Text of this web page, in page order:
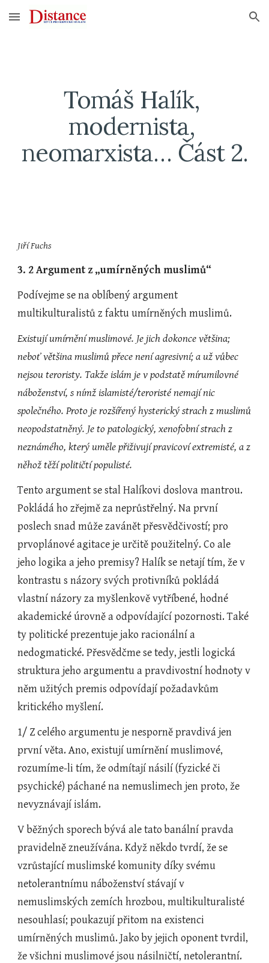
Skip to main content Skip to navigation
Tomáš Halík,
modernista,
neomarxista… Část 2.
Jiří Fuchs
3. 2 Argument z „umírněných muslimů“
Podívejme se na oblíbený argument
multikulturalistů z faktu umírněných muslimů.
Existují umírnění muslimové. Je jich dokonce většina;
neboť většina muslimů přece není agresivní; a už vůbec
nejsou teroristy. Takže islám je v podstatě mírumilovné
náboženství, s nímž islamisté/teroristé nemají nic
společného. Proto je rozšířený hysterický strach z muslimů
neopodstatněný. Je to patologický, xenofobní strach z
neznámého, který uměle přiživují pravicoví extremisté, a z
něhož těží političtí populisté.
Tento argument se stal Halíkovi doslova mantrou.
Pokládá ho zřejmě za neprůstřelný. Na první
poslech snad může zavánět přesvědčivostí; pro
prvoplánové agitace je určitě použitelný. Co ale
jeho logika a jeho premisy? Halík se netají tím, že v
kontrastu s názory svých protivníků pokládá
vlastní názory za myšlenkově vytříbené, hodné
akademické úrovně a odpovídající pozornosti. Také
ty politické prezentuje jako racionální a
nedogmatické. Přesvědčme se tedy, jestli logická
struktura jeho argumentu a pravdivostní hodnoty v
něm užitých premis odpovídají požadavkům
kritického myšlení.
1/ Z celého argumentu je nesporně pravdivá jen
první věta. Ano, existují umírnění muslimové,
rozumíme-li tím, že odmítají násilí (fyzické či
psychické) páchané na nemuslimech jen proto, že
nevyznávají islám.
V běžných sporech bývá ale tato banální pravda
pravidelně zneužívána. Když někdo tvrdí, že se
vzrůstající muslimské komunity díky svému
netolerantnímu náboženství stávají v
nemuslimských zemích hrozbou, multikulturalisté
nesouhlasí; poukazují přitom na existenci
umírněných muslimů. Jako by jejich oponent tvrdil,
že všichni muslimové jsou násilničtí, netolerantní.